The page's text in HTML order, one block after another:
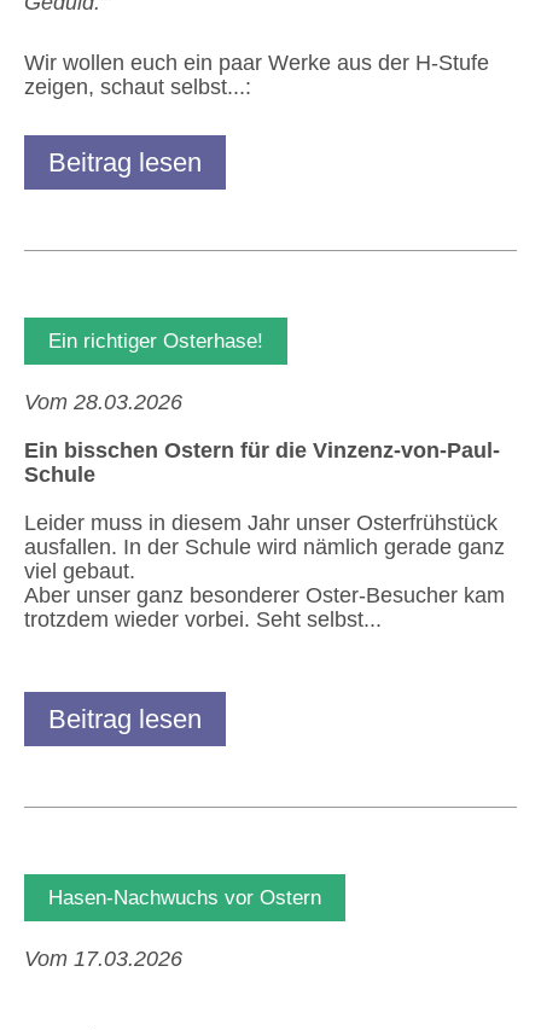
Wir wollen euch ein paar Werke aus der H-Stufe
zeigen, schaut selbst...:
Beitrag lesen
Ein richtiger Osterhase!
Vom 28.03.2026
Ein bisschen Ostern für die Vinzenz-von-Paul-
Schule
Leider muss in diesem Jahr unser Osterfrühstück
ausfallen. In der Schule wird nämlich gerade ganz
viel gebaut.
Aber unser ganz besonderer Oster-Besucher kam
trotzdem wieder vorbei. Seht selbst...
Beitrag lesen
Hasen-Nachwuchs vor Ostern
Vom 17.03.2026